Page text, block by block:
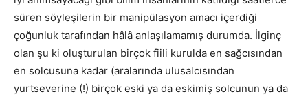
süren söyleşilerin bir manipülasyon amacı içerdiği
çoğunluk tarafından hâlâ anlaşılamamış durumda. İlginç
olan şu ki oluşturulan birçok fiili kurulda en sağcısından
en solcusuna kadar (aralarında ulusalcısından
yurtseverine (!) birçok eski ya da eskimiş solcunun ya da